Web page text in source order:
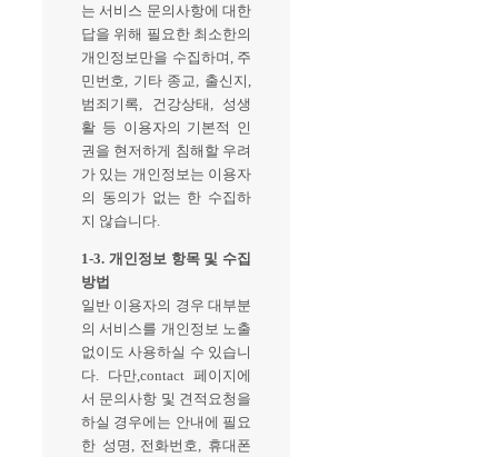
는 서비스 문의사항에 대한
답을 위해 필요한 최소한의
개인정보만을 수집하며, 주
민번호, 기타 종교, 출신지,
범죄기록, 건강상태, 성생
활 등 이용자의 기본적 인
권을 현저하게 침해할 우려
가 있는 개인정보는 이용자
의 동의가 없는 한 수집하
지 않습니다.
1-3. 개인정보 항목 및 수집
방법
일반 이용자의 경우 대부분
의 서비스를 개인정보 노출
없이도 사용하실 수 있습니
다. 다만,contact 페이지에
서 문의사항 및 견적요청을
하실 경우에는 안내에 필요
한 성명, 전화번호, 휴대폰